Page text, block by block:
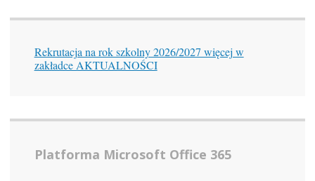
Rekrutacja na rok szkolny 2026/2027 więcej w
zakładce AKTUALNOŚCI
Platforma Microsoft Office 365